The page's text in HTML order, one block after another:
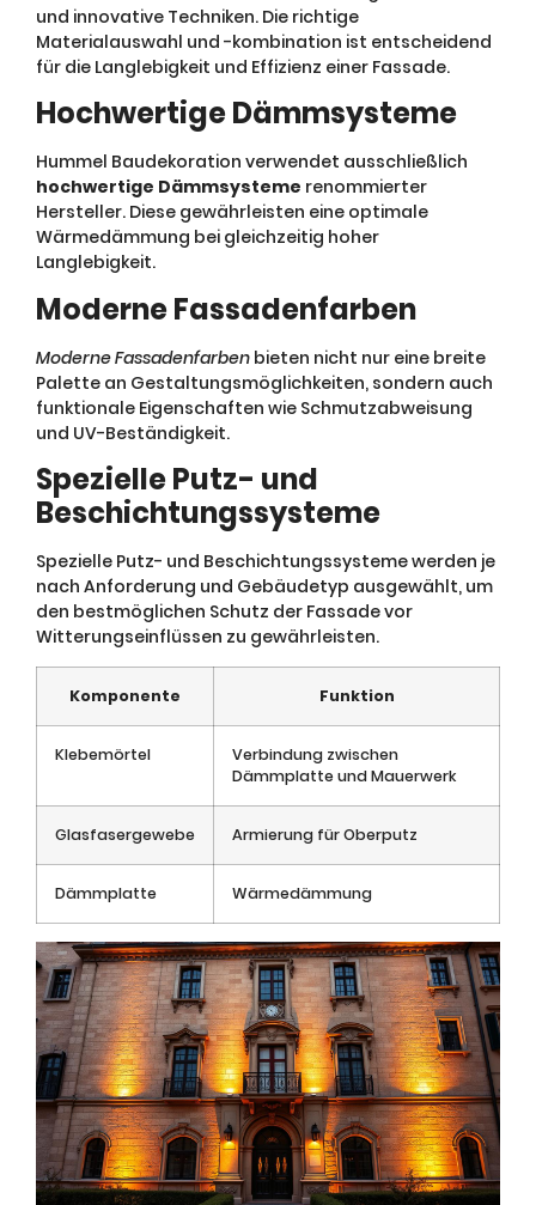
und innovative Techniken. Die richtige
Materialauswahl und -kombination ist entscheidend
für die Langlebigkeit und Effizienz einer Fassade.
Hochwertige Dämmsysteme
Hummel Baudekoration verwendet ausschließlich
hochwertige Dämmsysteme renommierter
Hersteller. Diese gewährleisten eine optimale
Wärmedämmung bei gleichzeitig hoher
Langlebigkeit.
Moderne Fassadenfarben
Moderne Fassadenfarben bieten nicht nur eine breite
Palette an Gestaltungsmöglichkeiten, sondern auch
funktionale Eigenschaften wie Schmutzabweisung
und UV-Beständigkeit.
Spezielle Putz- und
Beschichtungssysteme
Spezielle Putz- und Beschichtungssysteme werden je
nach Anforderung und Gebäudetyp ausgewählt, um
den bestmöglichen Schutz der Fassade vor
Witterungseinflüssen zu gewährleisten.
Komponente Funktion
Klebemörtel
Verbindung zwischen
Dämmplatte und Mauerwerk
Glasfasergewebe Armierung für Oberputz
Dämmplatte Wärmedämmung